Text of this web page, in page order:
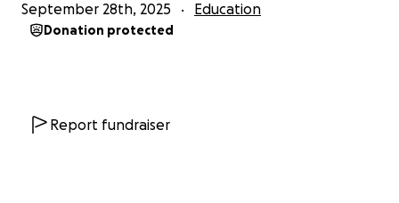
September 28th, 2025 Education
Donation protected
Report fundraiser